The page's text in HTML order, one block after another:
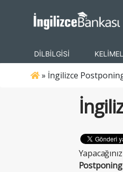
DİLBİLGİSİ
» İngilizce